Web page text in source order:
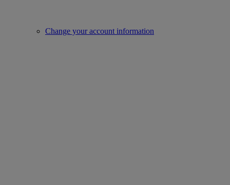
Change your account information